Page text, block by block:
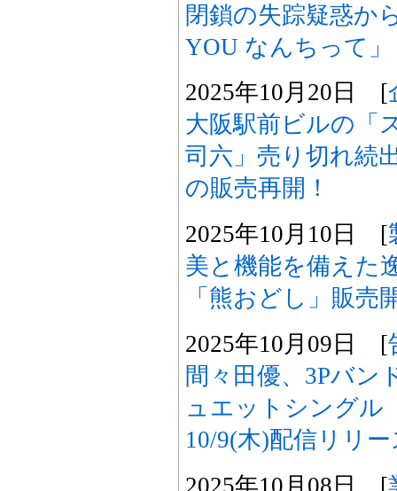
閉鎖の失踪疑惑か
YOU なんちって
2025年10月20日 [
大阪駅前ビルの「
司六」売り切れ続
の販売再開！
2025年10月10日 [
美と機能を備えた
「熊おどし」販売
2025年10月09日 [
間々田優、3Pバン
ュエットシングル
10/9(木)配信リリ